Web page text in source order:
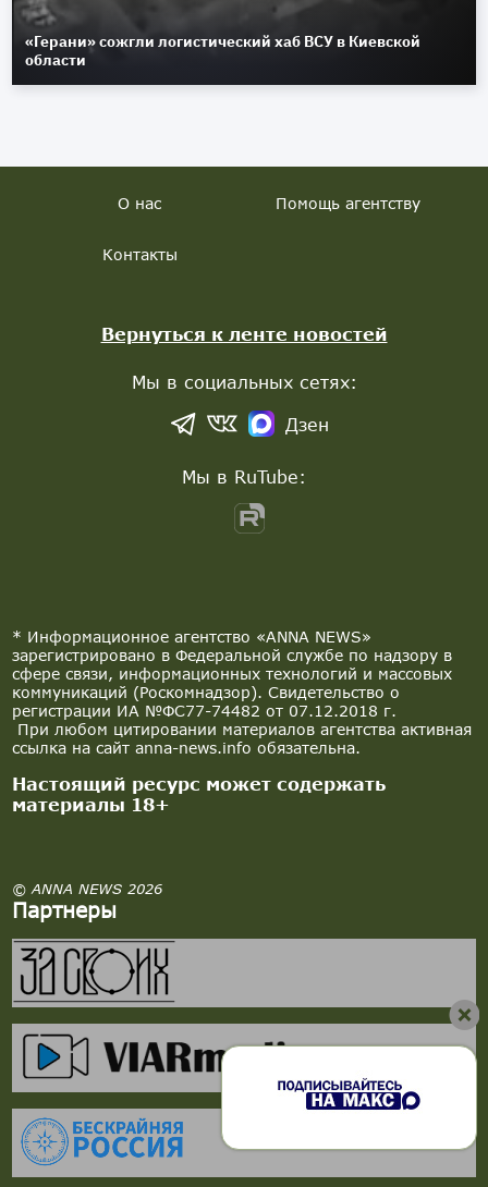
«Герани» сожгли логистический хаб ВСУ в Киевской
области
* Информационное агентство «ANNA NEWS»
зарегистрировано в Федеральной службе по надзору в
сфере связи, информационных технологий и массовых
коммуникаций (Роскомнадзор). Свидетельство о
регистрации ИА №ФС77-74482 от 07.12.2018 г.
При любом цитировании материалов агентства активная
ссылка на сайт anna-news.info обязательна.
Настоящий ресурс может содержать
материалы 18+
© ANNA NEWS 2026
Партнеры
О нас Помощь агентству
Контакты
Вернуться к ленте новостей
Мы в социальных сетях:
Дзен
Мы в RuTube: